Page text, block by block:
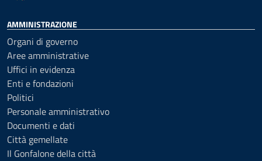
AMMINISTRAZIONE
Organi di governo
Aree amministrative
Uffici in evidenza
Enti e fondazioni
Politici
Personale amministrativo
Documenti e dati
Città gemellate
Il Gonfalone della città